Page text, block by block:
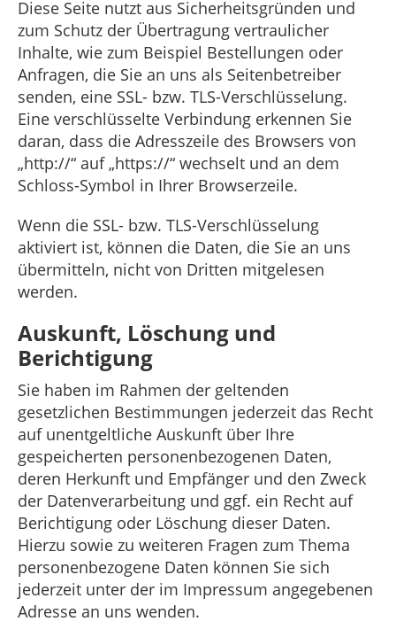
Diese Seite nutzt aus Sicherheitsgründen und
zum Schutz der Übertragung vertraulicher
Inhalte, wie zum Beispiel Bestellungen oder
Anfragen, die Sie an uns als Seitenbetreiber
senden, eine SSL- bzw. TLS-Verschlüsselung.
Eine verschlüsselte Verbindung erkennen Sie
daran, dass die Adresszeile des Browsers von
„http://“ auf „https://“ wechselt und an dem
Schloss-Symbol in Ihrer Browserzeile.
Wenn die SSL- bzw. TLS-Verschlüsselung
aktiviert ist, können die Daten, die Sie an uns
übermitteln, nicht von Dritten mitgelesen
werden.
Auskunft, Löschung und
Berichtigung
Sie haben im Rahmen der geltenden
gesetzlichen Bestimmungen jederzeit das Recht
auf unentgeltliche Auskunft über Ihre
gespeicherten personenbezogenen Daten,
deren Herkunft und Empfänger und den Zweck
der Datenverarbeitung und ggf. ein Recht auf
Berichtigung oder Löschung dieser Daten.
Hierzu sowie zu weiteren Fragen zum Thema
personenbezogene Daten können Sie sich
jederzeit unter der im Impressum angegebenen
Adresse an uns wenden.